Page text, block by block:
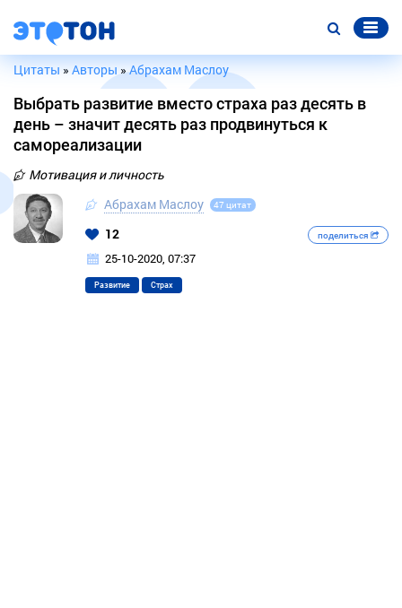
Цитаты » Авторы »Абрахам Маслоу
Выбрать развитие вместо страха раз десять в
день – значит десять раз продвинуться к
самореализации
Мотивация и личность
Абрахам Маслоу
47 цитат
12 поделиться
25-10-2020, 07:37
Развитие Страх